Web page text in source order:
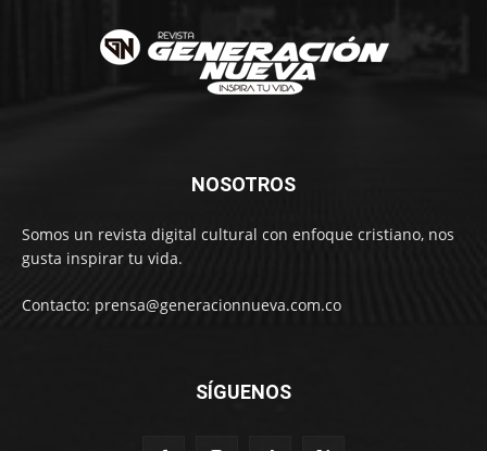
NOSOTROS
Somos un revista digital cultural con enfoque cristiano, nos
gusta inspirar tu vida.
Contacto: prensa@generacionnueva.com.co
SÍGUENOS